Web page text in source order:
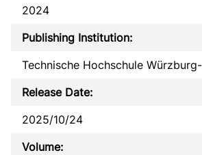
2024
Publishing Institution:
Technische Hochschule
Release Date:
2025/10/24
Volume: